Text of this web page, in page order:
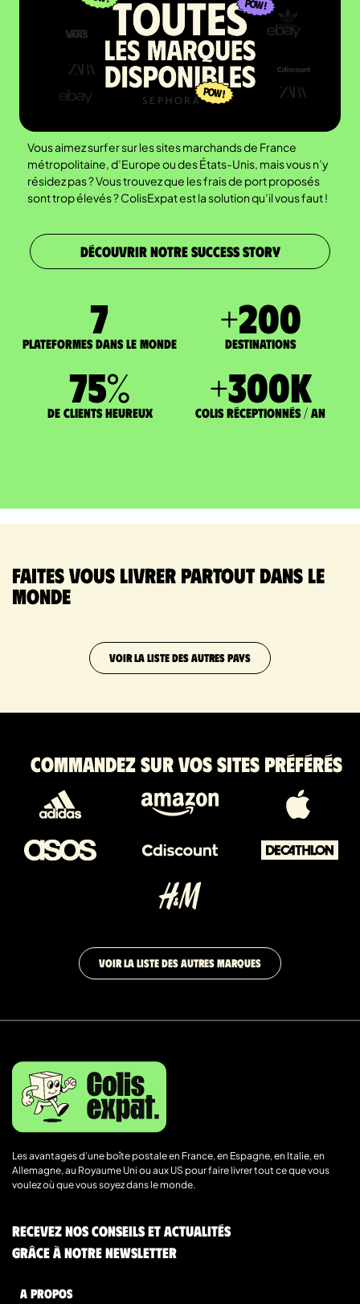
Vous aimez surfer sur les sites marchands de France
métropolitaine, d’Europe ou des États-Unis, mais vous n’y
résidez pas ? Vous trouvez que les frais de port proposés
sont trop élevés ? ColisExpat est la solution qu’il vous faut !
DÉCOUVRIR NOTRE SUCCESS STORY
7
Plateformes dans le monde
+200
DESTINATIONS
75%
de clients heureux
+300K
Colis réceptionnés / an
Faites vous livrer partout dans le
monde
VOIR LA LISTE DES AUTRES PAYS
Commandez sur vos sites préférés
VOIR LA LISTE DES AUTRES MARQUES
Les avantages d’une boîte postale en France, en Espagne, en Italie, en
Allemagne, au Royaume Uni ou aux US pour faire livrer tout ce que vous
voulez où que vous soyez dans le monde.
Recevez nos conseils et actualités
grâce à notre newsletter
A Propos